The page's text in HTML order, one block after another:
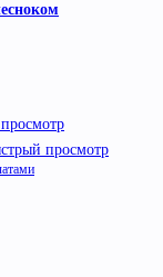
просмотр